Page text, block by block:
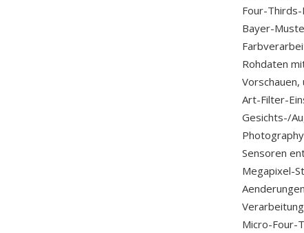
Four-
Bayer-
Rohdaten
Art-Filter-
Gesichts-/
Sensoren
Megapixel-
Micro-Four-